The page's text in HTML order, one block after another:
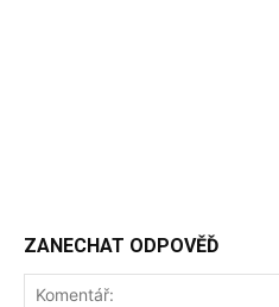
ZANECHAT ODPOVĚĎ